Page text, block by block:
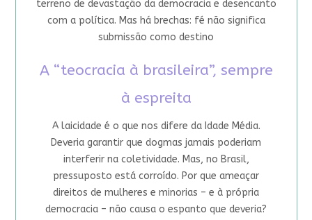
terreno de devastação da democracia e desencanto
com a política. Mas há brechas: fé não significa
submissão como destino
A “teocracia à brasileira”, sempre
à espreita
A laicidade é o que nos difere da Idade Média.
Deveria garantir que dogmas jamais poderiam
interferir na coletividade. Mas, no Brasil,
pressuposto está corroído. Por que ameaçar
direitos de mulheres e minorias – e à própria
democracia – não causa o espanto que deveria?